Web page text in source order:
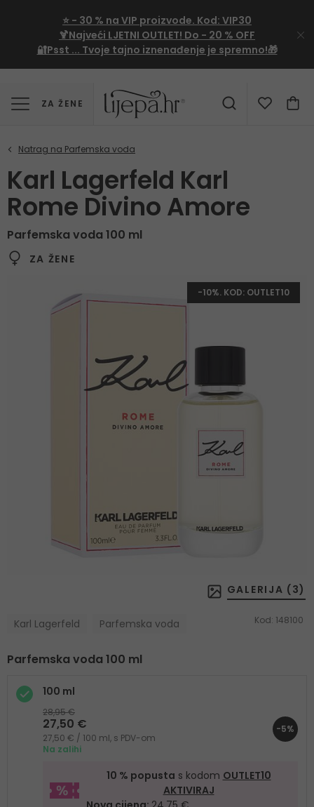
⭐ - 30 % na VIP proizvode. Kod: VIP30
🍹Najveći LJETNI OUTLET! Do - 20 % OFF
🔐Psst ... Tvoje tajno iznenađenje je spremno!🎁
ZA ŽENE
Karl Lagerfeld Karl
Rome Divino Amore
Parfemska voda 100 ml
ZA ŽENE
-10%. KOD: OUTLET10
GALERIJA ( 3)
Karl Lagerfeld Parfemska voda Kod: 148100
Parfemska voda 100 ml
100 ml
28,95 €
27,50 €
27,50 € / 100 ml, s PDV-om
Na zalihi
-5%
10 % popusta s kodom OUTLET10
AKTIVIRAJ